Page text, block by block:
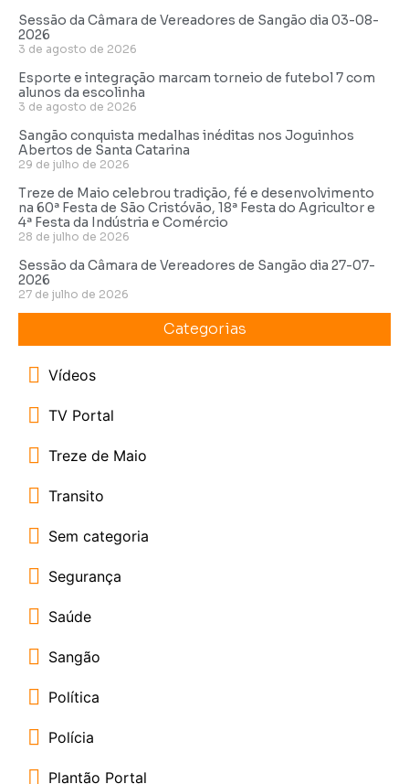
Sessão da Câmara de Vereadores de Sangão dia 03-08-
2026
3 de agosto de 2026
Esporte e integração marcam torneio de futebol 7 com
alunos da escolinha
3 de agosto de 2026
Sangão conquista medalhas inéditas nos Joguinhos
Abertos de Santa Catarina
29 de julho de 2026
Treze de Maio celebrou tradição, fé e desenvolvimento
na 60ª Festa de São Cristóvão, 18ª Festa do Agricultor e
4ª Festa da Indústria e Comércio
28 de julho de 2026
Sessão da Câmara de Vereadores de Sangão dia 27-07-
2026
27 de julho de 2026
Categorias
Vídeos
TV Portal
Treze de Maio
Transito
Sem categoria
Segurança
Saúde
Sangão
Política
Polícia
Plantão Portal